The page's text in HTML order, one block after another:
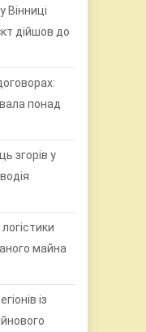
Вінниці
дійшов до
понад
згорів у
майна
із